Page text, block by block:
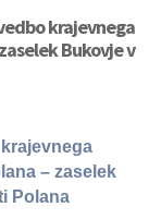
krajevnega
Bukovje v
– zaselek
Polana